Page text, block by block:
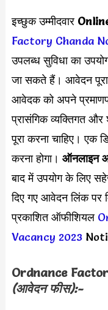
इच्छुक उम्मीदवार
Factory Chanda
उपलब्ध सुविधा का
जा सकते हैं। आवेदन पूरा
आवेदक को अपने
प्रासंगिक व्यक्तिगत
पूरा करना चाहिए। एक
करना होगा। ऑनलाइन
बाद में उपयोग के लिए
दिए गए आवेदन लिंक
प्रकाशित ऑफीशियल
Vacancy 2023
Ordnance
(आवेदन फीस):-